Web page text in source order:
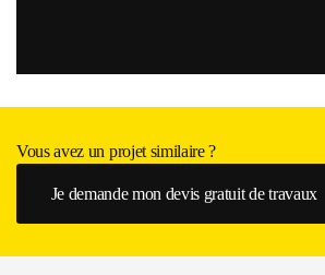
Vous avez un projet similaire ?
Je demande mon devis gratuit de travaux